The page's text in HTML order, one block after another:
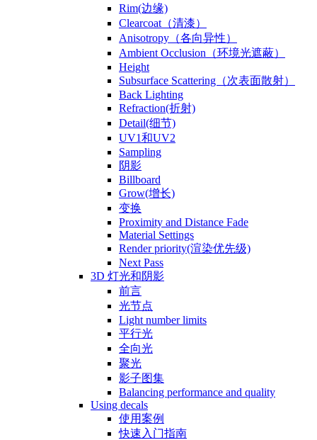
Rim(边缘)
Clearcoat（清漆）
Anisotropy（各向异性）
Ambient Occlusion（环境光遮蔽）
Height
Subsurface Scattering（次表面散射）
Back Lighting
Refraction(折射)
Detail(细节)
UV1和UV2
Sampling
阴影
Billboard
Grow(增长)
变换
Proximity and Distance Fade
Material Settings
Render priority(渲染优先级)
Next Pass
3D 灯光和阴影
前言
光节点
Light number limits
平行光
全向光
聚光
影子图集
Balancing performance and quality
Using decals
使用案例
快速入门指南